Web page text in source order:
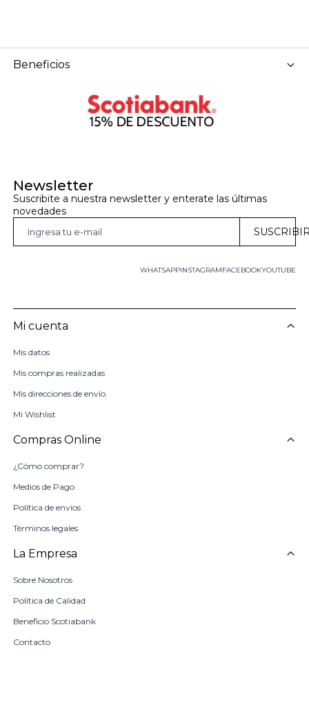
Newsletter
Suscribite a nuestra newsletter y enterate las últimas
novedades
WHATSAPP FACEBOOKYOUTUBE
INSTAGRAM
Mi cuenta
Mis datos
Mis compras realizadas
Mis direcciones de envío
Mi Wishlist
Compras Online
¿Cómo comprar?
Medios de Pago
Política de envíos
Términos legales
La Empresa
Sobre Nosotros
Política de Calidad
Beneficio Scotiabank
Contacto
Beneficios